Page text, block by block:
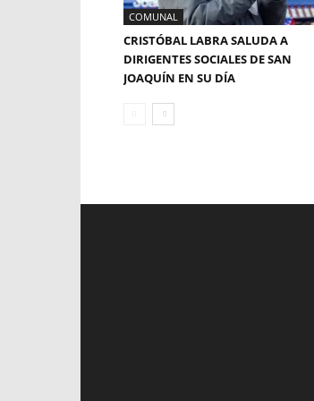
COMUNAL
CRISTÓBAL LABRA SALUDA A
DIRIGENTES SOCIALES DE SAN
JOAQUÍN EN SU DÍA